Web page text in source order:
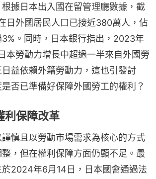
據日本出入國在留管理廳數據，截
日外國居民人口已接近380萬人，佔
。同時，日本銀行指出，2023年
本勞動力增長中超過一半來自外國勞
益依賴外籍勞動力，這也引發討
否已準備好保障外國勞工的權利？
利保障改革
慎且以勞動市場需求為核心的方式
，但在權利保障方面仍顯不足。最
2024年6月14日，日本國會通過法